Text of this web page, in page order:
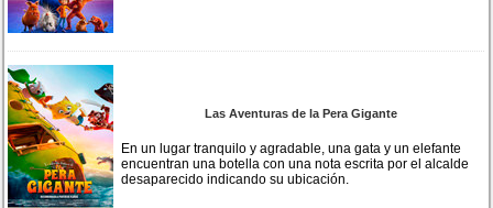
Las Aventuras de la Pera Gigante
En un lugar tranquilo y agradable, una gata y un elefante
encuentran una botella con una nota escrita por el alcalde
desaparecido indicando su ubicación.